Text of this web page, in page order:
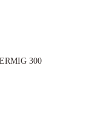
300